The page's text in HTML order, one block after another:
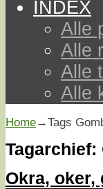
INDEX
Alle
Alle
Alle
Alle
Home→Tags
Tagarchief:
Okra, oker,